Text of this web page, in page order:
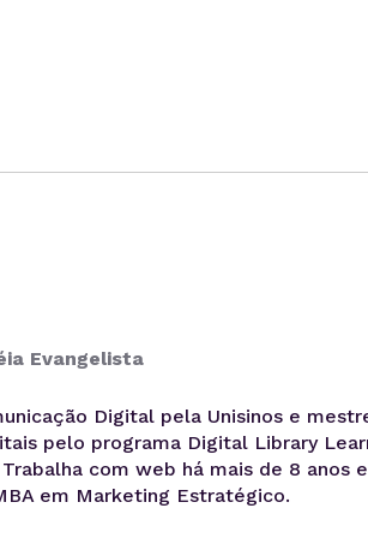
Evangelista
Digital pela Unisinos e
pelo programa Digital Library
com web há mais de 8 anos e
em Marketing Estratégico.